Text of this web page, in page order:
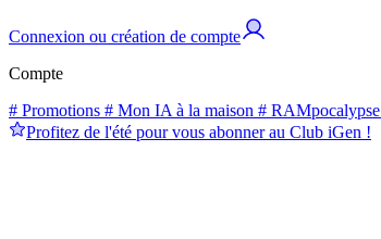
Connexion ou création de compte
Compte
# Promotions # Mon IA à la maison # RAMpocalypse
Profitez de l'été pour vous abonner au Club iGen !